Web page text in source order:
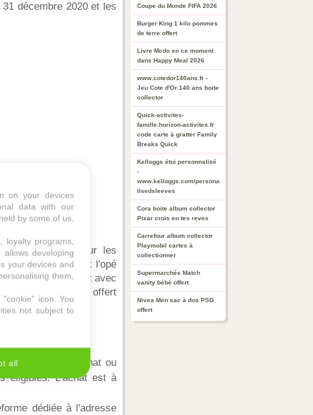
décembre 2020 et les
de promos sur les
on a découvert l'opé
aujourd'hui c'est avec
coussin Homycat offert
One pour chat ou
éligibles. L'achat est à
dédiée à l'adresse
Coupe du Monde FIFA 2026
Burger King 1 kilo pommes
de terre offert
Livre Mcdo en ce moment
dans Happy Meal 2026
www.cotedor140ans.fr -
Jeu Cote d'Or 140 ans boite
collector
Quick-activites-
famille.horizon-activites.fr
code carte à gratter Family
Breaks Quick
Kelloggs étui personnalisé
-
www.kelloggs.com/persona
lisedsleeves
Cora boite album collector
Pixar crois en tes reves
Carrefour album collector
Playmobil cartes à
collectionner
Supermarchés Match
vanity bébé offert
Nivea Men sac à dos PSG
offert
on your devices
data with our
by some of us,
loyalty programs,
developing
your devices and
them,
icon . You
not subject to
all